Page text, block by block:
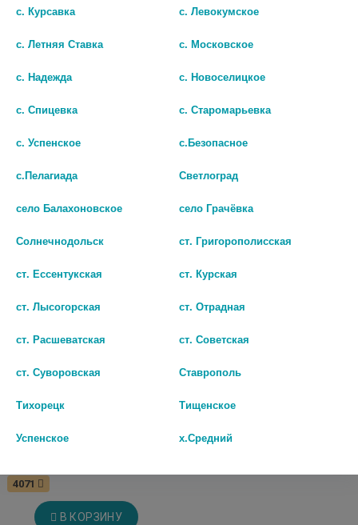
Показать все ...
Популярные в разделе
СОЛГАР ПРОСТАТА ПЛЮС
4071
В КОРЗИНУ
с. Курсавка с. Левокумское
с. Летняя Ставка с. Московское
с. Надежда с. Новоселицкое
с. Спицевка с. Старомарьевка
с. Успенское с.Безопасное
с.Пелагиада Светлоград
село Балахоновское село Грачёвка
Солнечнодольск ст. Григорополисская
ст. Ессентукская ст. Курская
ст. Лысогорская ст. Отрадная
ст. Расшеватская ст. Советская
ст. Суворовская Ставрополь
Тихорецк Тищенское
Успенское х.Средний